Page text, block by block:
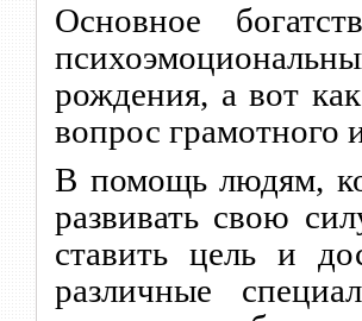
Основное
рождения, а вот
вопрос грамотного
В помощь людям,
развивать свою
ставить цель и
различные